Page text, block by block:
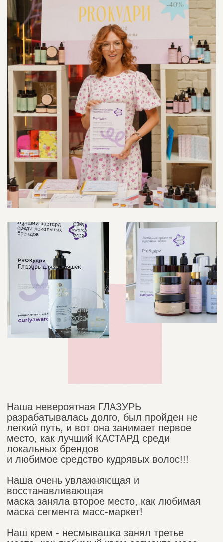
В ПРОИЗВОДСТВЕ КУДРЯВОЙ
КОСМЕТИКИ САМОЕ ВАЖНОЕ,
ЭТО СОСТАВЫ.
Наша косметика выпускается на
собственном производстве, а компоненты
согласовываются по питерским погодным
условиям. Так как наши кудрявые волосы
очень пушистые и их легко случайно
пересушить, мы используем в нашей
косметики те составы, которые помогают
справиться с фризом и сухостью.
Предлагаем посмотреть видео о том,
как производится наша косметика.
КАК МЫ ПРОИЗВОДИМ
СРЕДСТВА ДЛЯ
КУДРЯВЫХ ВОЛОС?
Мы сразу исключаем все силиконы и
парабены,
а мягкий Coco-Sulfate оставляем только в
нашем шампуне «МЯТА», который создан
для лучшего очищения и для ваших
особенностей кожи головы.